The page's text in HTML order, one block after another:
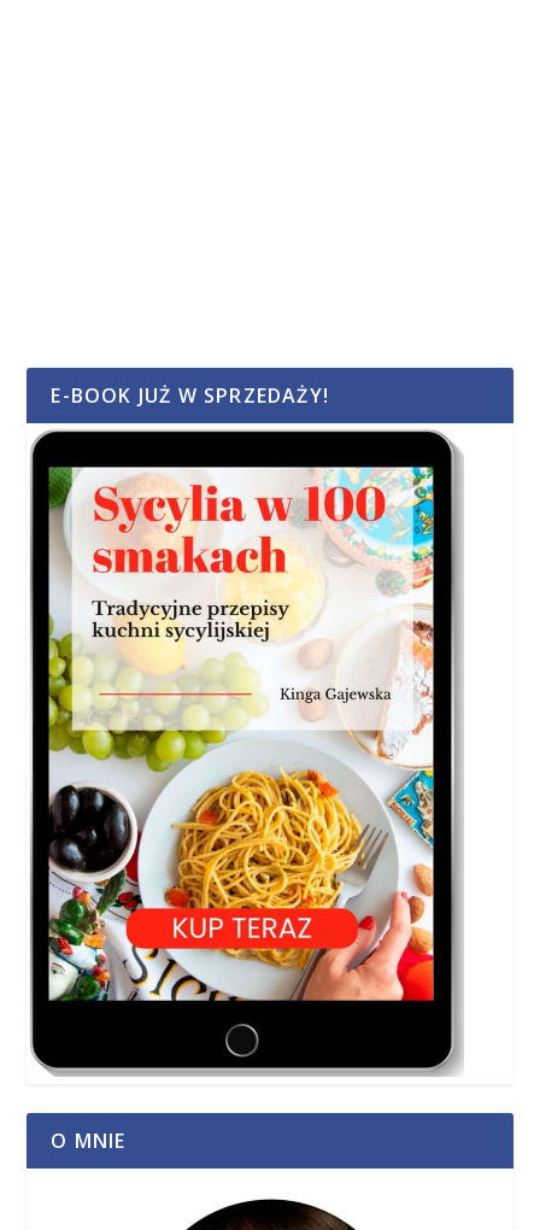
E-BOOK JUŻ W SPRZEDAŻY!
O MNIE